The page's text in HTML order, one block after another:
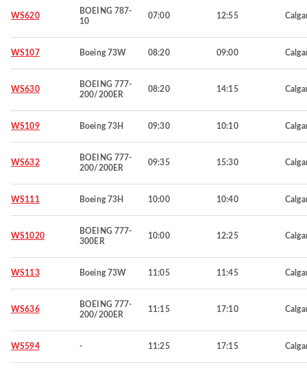
WS620
BOEING 787-
10
07:00 12:55
WS107 Boeing 73W 08:20 09:00
WS630
BOEING 777-
200/200ER
08:20 14:15
WS109 Boeing 73H 09:30 10:10
WS632
BOEING 777-
200/200ER
09:35 15:30
WS111 Boeing 73H 10:00 10:40
WS1020
BOEING 777-
300ER
10:00 12:25
WS113 Boeing 73W 11:05 11:45
WS636
BOEING 777-
200/200ER
11:15 17:10
WS594 - 11:25 17:15